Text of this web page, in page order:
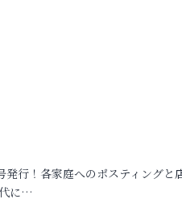
発行！各家庭へのポスティングと
に…